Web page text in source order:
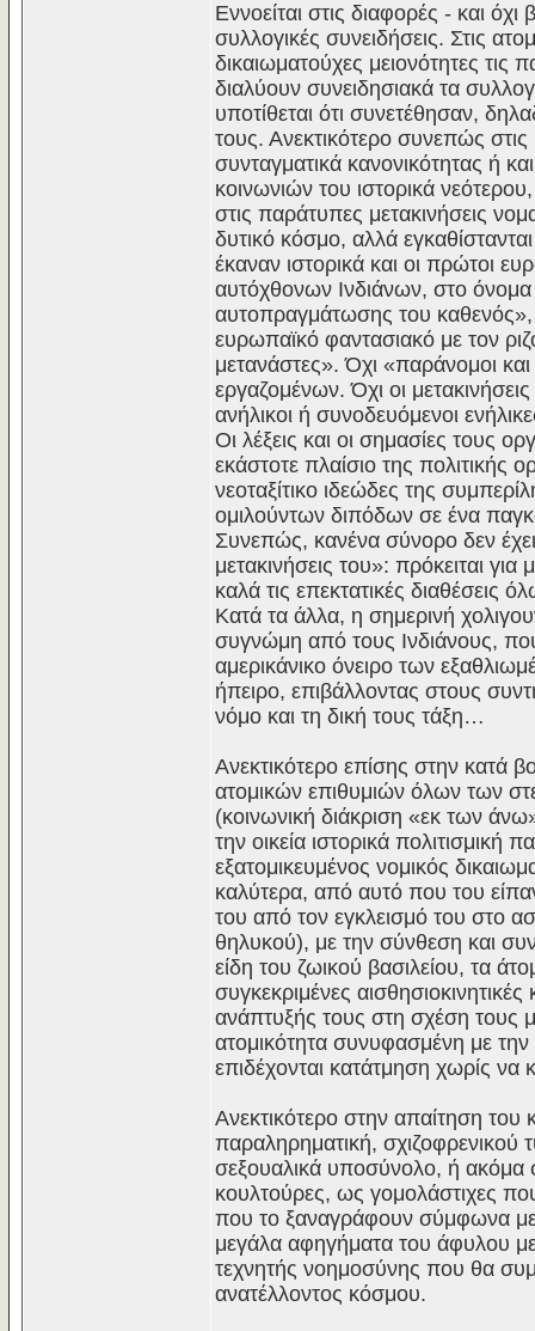
Εννοείται στις διαφορές - και
συλλογικές συνειδήσεις. Στις
δικαιωματούχες μειονότητες τις
διαλύουν συνειδησιακά τα
υποτίθεται ότι συνετέθησαν,
τους. Ανεκτικότερο συνεπώς
συνταγματικά κανονικότητας ή
κοινωνιών του ιστορικά
στις παράτυπες μετακινήσεις
δυτικό κόσμο, αλλά
έκαναν ιστορικά και οι πρώτοι
αυτόχθονων Ινδιάνων, στο
αυτοπραγμάτωσης του καθενός»,
ευρωπαϊκό φαντασιακό με τον
μετανάστες». Όχι «παράνομοι
εργαζομένων. Όχι οι
ανήλικοι ή συνοδευόμενοι
Οι λέξεις και οι σημασίες τους
εκάστοτε πλαίσιο της
νεοταξίτικο ιδεώδες της
ομιλούντων διπόδων σε ένα
Συνεπώς, κανένα σύνορο δεν έχει
μετακινήσεις του»: πρόκειται
καλά τις επεκτατικές
Κατά τα άλλα, η σημερινή
συγνώμη από τους Ινδιάνους,
αμερικάνικο όνειρο των
ήπειρο, επιβάλλοντας στους
νόμο και τη δική τους τάξη…
Ανεκτικότερο επίσης στην κατά
ατομικών επιθυμιών όλων των
(κοινωνική διάκριση «εκ των
την οικεία ιστορικά
εξατομικευμένος νομικός
καλύτερα, από αυτό που του
του από τον εγκλεισμό του στο
θηλυκού), με την σύνθεση και
είδη του ζωικού βασιλείου, τα
συγκεκριμένες αισθησιοκινητικές
ανάπτυξής τους στη σχέση τους
ατομικότητα συνυφασμένη με την
επιδέχονται κατάτμηση χωρίς να
Ανεκτικότερο στην απαίτηση
παραληρηματική, σχιζοφρενικού
σεξουαλικά υποσύνολο, ή ακόμα
κουλτούρες, ως γομολάστιχες
που το ξαναγράφουν σύμφωνα με
μεγάλα αφηγήματα του άφυλου
τεχνητής νοημοσύνης που θα
ανατέλλοντος κόσμου.